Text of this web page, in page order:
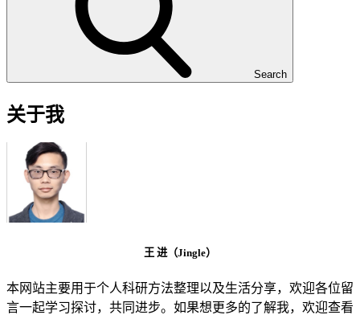
Search
关于我
王 进（Jingle）
本网站主要用于个人科研方法整理以及生活分享，欢迎各位留
言一起学习探讨，共同进步。如果想更多的了解我，欢迎查看